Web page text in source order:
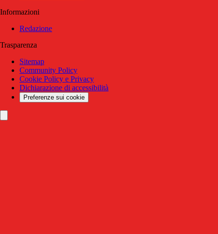
Informazioni
Redazione
Trasparenza
Sitemap
Community Policy
Cookie Policy e Privacy
Dichiarazione di accessibilità
Preferenze sui cookie